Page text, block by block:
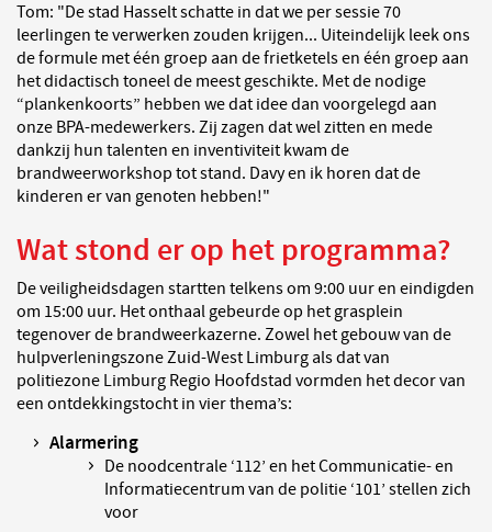
Tom: "De stad Hasselt schatte in dat we per sessie 70
leerlingen te verwerken zouden krijgen... Uiteindelijk leek ons
de formule met één groep aan de frietketels en één groep aan
het didactisch toneel de meest geschikte. Met de nodige
“plankenkoorts” hebben we dat idee dan voorgelegd aan
onze BPA-medewerkers. Zij zagen dat wel zitten en mede
dankzij hun talenten en inventiviteit kwam de
brandweerworkshop tot stand. Davy en ik horen dat de
kinderen er van genoten hebben!"
Wat stond er op het programma?
De veiligheidsdagen startten telkens om 9:00 uur en eindigden
om 15:00 uur. Het onthaal gebeurde op het grasplein
tegenover de brandweerkazerne. Zowel het gebouw van de
hulpverleningszone Zuid-West Limburg als dat van
politiezone Limburg Regio Hoofdstad vormden het decor van
een ontdekkingstocht in vier thema’s:
Alarmering
De noodcentrale ‘112’ en het Communicatie- en
Informatiecentrum van de politie ‘101’ stellen zich
voor